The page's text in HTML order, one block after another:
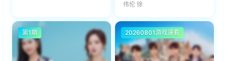
伟伦 徐
第1期 20260801游戏速看